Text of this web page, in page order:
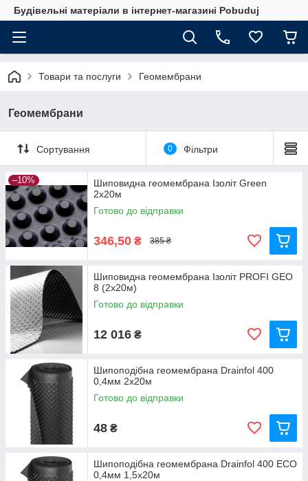
Будівельні матеріали в інтернет-магазині Pobuduj
Товари та послуги Геомембрани
Геомембрани
Сортування 0 Фільтри
–10%
Шиповидна геомембрана Ізоліт Green
2х20м
Готово до відправки
346,50 ₴ 385 ₴
Шиповидна геомембрана Ізоліт PROFI GEO
8 (2х20м)
Готово до відправки
12 016 ₴
Шипоподібна геомембрана Drainfol 400
0,4мм 2x20м
Готово до відправки
48 ₴
Шипоподібна геомембрана Drainfol 400 ECO
0,4мм 1,5x20м